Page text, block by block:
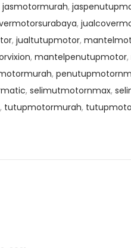
jasmotormurah,
,
, jualtutupmotor,
, mantelpenutupmotor,
,
, selimutmotornmax,
, tutupmotormurah,